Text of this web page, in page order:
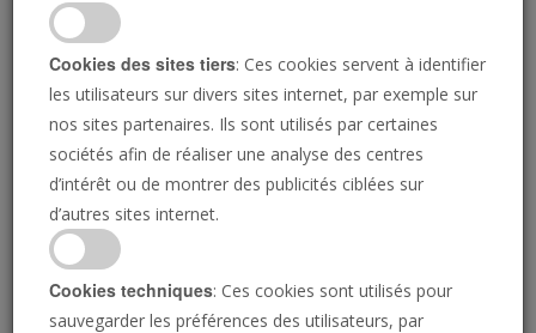
Gerald Flurry est le présentateur de l'émission télévisée
La clef de David et le rédacteur en chef du magazine
d'information laTrompette philadelphienne. Il est le
fondateur et le pasteur général de l'Église de
Philadelphie de Dieu, le chancelier du Herbert W.
Armstrong College, et le président de la Fondation
culturelle internationale Armstrong.
Cookies des sites tiers: Ces cookies servent à identifier
les utilisateurs sur divers sites internet, par exemple sur
nos sites partenaires. Ils sont utilisés par certaines
sociétés afin de réaliser une analyse des centres
d’intérêt ou de montrer des publicités ciblées sur
d’autres sites internet.
Cookies techniques: Ces cookies sont utilisés pour
sauvegarder les préférences des utilisateurs, par